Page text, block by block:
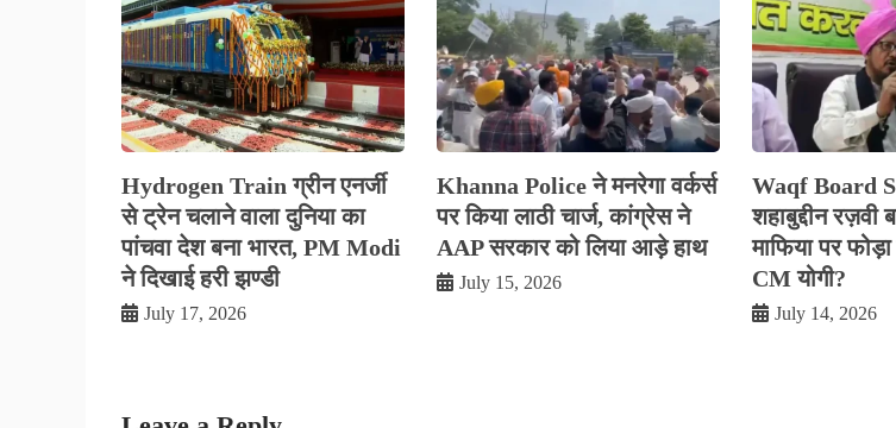
Hydrogen Train ग्रीन एनर्जी
से ट्रेन चलाने वाला दुनिया का
पांचवा देश बना भारत, PM Modi
ने दिखाई हरी झण्डी
July 17, 2026
Khanna Police ने मनरेगा वर्कर्स
पर किया लाठी चार्ज, कांग्रेस ने
AAP सरकार को लिया आड़े हाथ
July 15, 2026
Waqf Board
शहाबुद्दीन
माफिया पर
CM योगी?
July 14, 2026